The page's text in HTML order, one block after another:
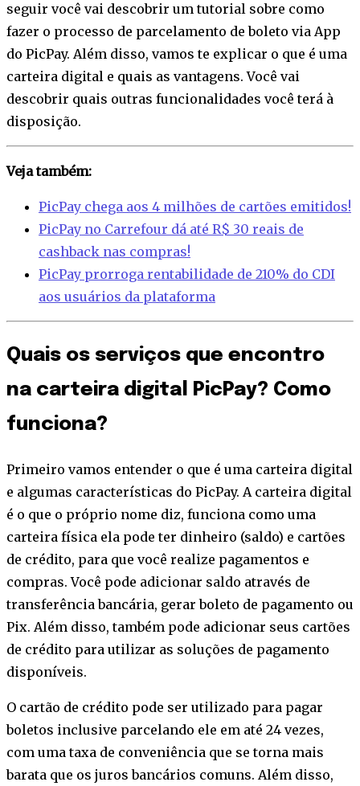
seguir você vai descobrir um tutorial sobre como
fazer o processo de parcelamento de boleto via App
do PicPay. Além disso, vamos te explicar o que é uma
carteira digital e quais as vantagens. Você vai
descobrir quais outras funcionalidades você terá à
disposição.
Veja também:
PicPay chega aos 4 milhões de cartões emitidos!
PicPay no Carrefour dá até R$ 30 reais de
cashback nas compras!
PicPay prorroga rentabilidade de 210% do CDI
aos usuários da plataforma
Quais os serviços que encontro
na carteira digital PicPay? Como
funciona?
Primeiro vamos entender o que é uma carteira digital
e algumas características do PicPay. A carteira digital
é o que o próprio nome diz, funciona como uma
carteira física ela pode ter dinheiro (saldo) e cartões
de crédito, para que você realize pagamentos e
compras. Você pode adicionar saldo através de
transferência bancária, gerar boleto de pagamento ou
Pix. Além disso, também pode adicionar seus cartões
de crédito para utilizar as soluções de pagamento
disponíveis.
O cartão de crédito pode ser utilizado para pagar
boletos inclusive parcelando ele em até 24 vezes,
com uma taxa de conveniência que se torna mais
barata que os juros bancários comuns. Além disso,